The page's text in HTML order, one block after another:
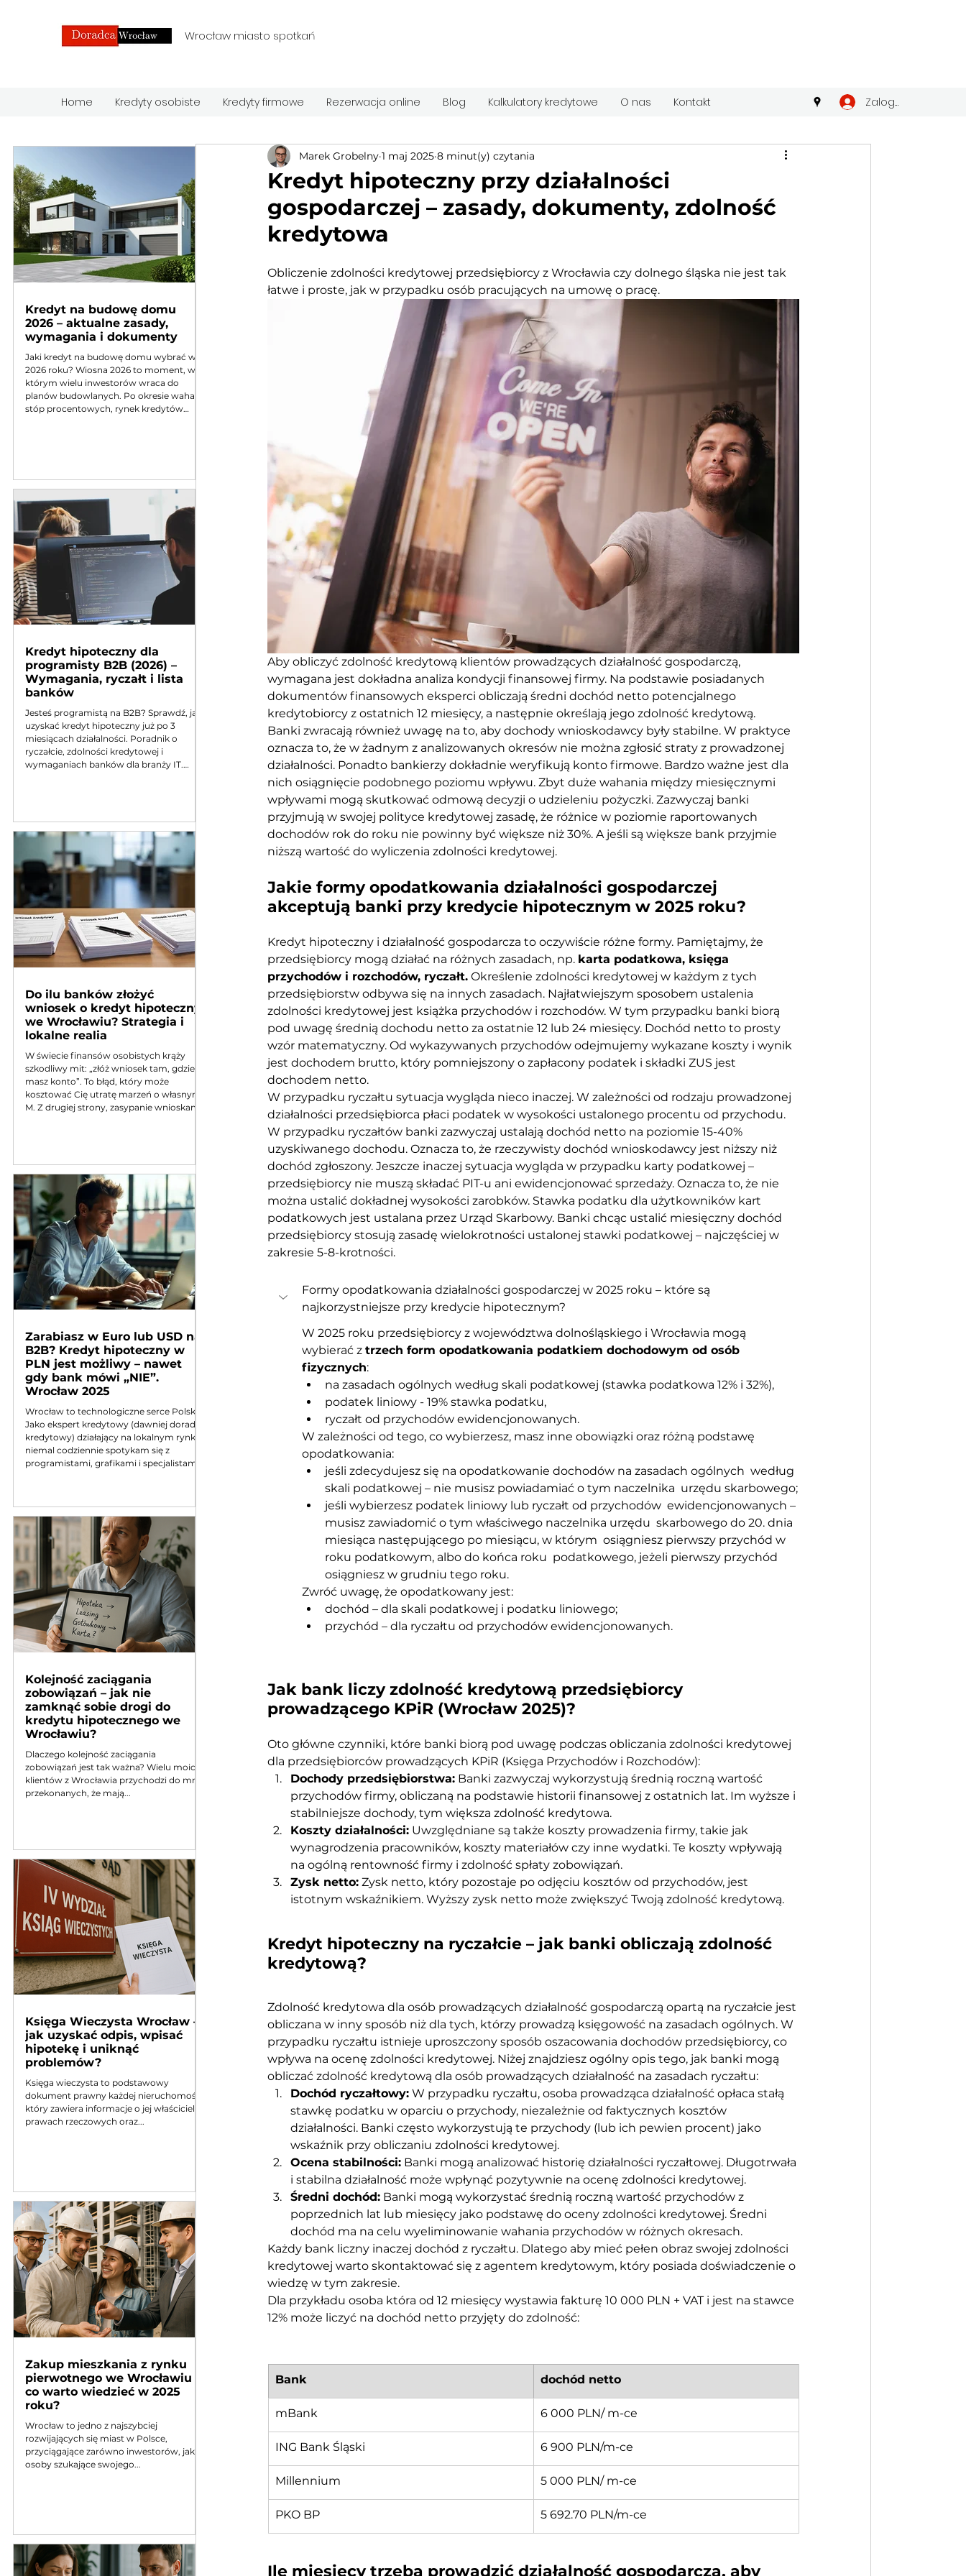
Wrocław miasto spotkań
Home Kredyty osobiste Kredyty firmowe Rezerwacja online Blog Kalkulatory kredytowe O nas Kontakt Zaloguj się
Kredyt na budowę domu
2026 – aktualne zasady,
wymagania i dokumenty
Jaki kredyt na budowę domu wybrać w
2026 roku? Wiosna 2026 to moment, w
którym wielu inwestorów wraca do
planów budowlanych. Po okresie wahań
stóp procentowych, rynek kredytów
planujesz mniejszą inwestycję (np. dom
rekreacyjny lub modułowy), nadal
możesz roz
Kredyt hipoteczny dla
programisty B2B (2026) –
Wymagania, ryczałt i lista
banków
Jesteś programistą na B2B? Sprawdź, jak
uzyskać kredyt hipoteczny już po 3
miesiącach działalności. Poradnik o
ryczałcie, zdolności kredytowej i
wymaganiach banków dla branży IT.
Do ilu banków złożyć
wniosek o kredyt hipoteczny
we Wrocławiu? Strategia i
lokalne realia
W świecie finansów osobistych krąży
szkodliwy mit: „złóż wniosek tam, gdzie
masz konto”. To błąd, który może
kosztować Cię utratę marzeń o własnym
M. Z drugiej strony, zasypanie wnioskami
Wrocławiu Dla zabieganych (TL;DR) :
Eksperci kredytowi z Wrocławia zgodnie
zalecają złożenie wniosków o kredyt
hipoteczny do 3 banków jednocze
Zarabiasz w Euro lub USD na
B2B? Kredyt hipoteczny w
PLN jest możliwy – nawet
gdy bank mówi „NIE”.
Wrocław 2025
Wrocław to technologiczne serce Polski.
Jako ekspert kredytowy (dawniej doradca
kredytowy) działający na lokalnym rynku,
niemal codziennie spotykam się z
programistami, grafikami i specjalistami
działalność dochód w walucie a kredyt
hipoteczny Sytuacja wydaje się idealna:
wysokie zarobki, kontrakt B2B,
stabilizacja. Schody zaczynają się w
momencie, gdy chce
Kolejność zaciągania
zobowiązań – jak nie
zamknąć sobie drogi do
kredytu hipotecznego we
Wrocławiu?
Dlaczego kolejność zaciągania
zobowiązań jest tak ważna? Wielu moich
klientów z Wrocławia przychodzi do mnie
przekonanych, że mają...
Księga Wieczysta Wrocław –
jak uzyskać odpis, wpisać
hipotekę i uniknąć
problemów?
Księga wieczysta to podstawowy
dokument prawny każdej nieruchomości,
który zawiera informacje o jej właścicielu,
prawach rzeczowych oraz...
Zakup mieszkania z rynku
pierwotnego we Wrocławiu –
co warto wiedzieć w 2025
roku?
Wrocław to jedno z najszybciej
rozwijających się miast w Polsce,
przyciągające zarówno inwestorów, jak i
osoby szukające swojego...
Kredyt hipoteczny przy działalności
gospodarczej – zasady, dokumenty, zdolność
kredytowa
Marek Grobelny 1 maj 2025 8 minut(y) czytania
Obliczenie zdolności kredytowej przedsiębiorcy z Wrocławia czy dolnego śląska nie jest tak
łatwe i proste, jak w przypadku osób pracujących na umowę o pracę.
Aby obliczyć zdolność kredytową klientów prowadzących działalność gospodarczą,
wymagana jest dokładna analiza kondycji finansowej firmy. Na podstawie posiadanych
dokumentów finansowych eksperci obliczają średni dochód netto potencjalnego
kredytobiorcy z ostatnich 12 miesięcy, a następnie określają jego zdolność kredytową.
Banki zwracają również uwagę na to, aby dochody wnioskodawcy były stabilne. W praktyce
oznacza to, że w żadnym z analizowanych okresów nie można zgłosić straty z prowadzonej
działalności. Ponadto bankierzy dokładnie weryfikują konto firmowe. Bardzo ważne jest dla
nich osiągnięcie podobnego poziomu wpływu. Zbyt duże wahania między miesięcznymi
wpływami mogą skutkować odmową decyzji o udzieleniu pożyczki. Zazwyczaj banki
przyjmują w swojej polityce kredytowej zasadę, że różnice w poziomie raportowanych
dochodów rok do roku nie powinny być większe niż 30%. A jeśli są większe bank przyjmie
niższą wartość do wyliczenia zdolności kredytowej.
Jakie formy opodatkowania działalności gospodarczej
akceptują banki przy kredycie hipotecznym w 2025 roku?
Kredyt hipoteczny i działalność gospodarcza to oczywiście różne formy. Pamiętajmy, że
przedsiębiorcy mogą działać na różnych zasadach, np. karta podatkowa, księga
przychodów i rozchodów, ryczałt. Określenie zdolności kredytowej w każdym z tych
przedsiębiorstw odbywa się na innych zasadach. Najłatwiejszym sposobem ustalenia
zdolności kredytowej jest książka przychodów i rozchodów. W tym przypadku banki biorą
pod uwagę średnią dochodu netto za ostatnie 12 lub 24 miesięcy. Dochód netto to prosty
wzór matematyczny. Od wykazywanych przychodów odejmujemy wykazane koszty i wynik
jest dochodem brutto, który pomniejszony o zapłacony podatek i składki ZUS jest
dochodem netto.
W przypadku ryczałtu sytuacja wygląda nieco inaczej. W zależności od rodzaju prowadzonej
działalności przedsiębiorca płaci podatek w wysokości ustalonego procentu od przychodu.
W przypadku ryczałtów banki zazwyczaj ustalają dochód netto na poziomie 15-40%
uzyskiwanego dochodu. Oznacza to, że rzeczywisty dochód wnioskodawcy jest niższy niż
dochód zgłoszony. Jeszcze inaczej sytuacja wygląda w przypadku karty podatkowej –
przedsiębiorcy nie muszą składać PIT-u ani ewidencjonować sprzedaży. Oznacza to, że nie
można ustalić dokładnej wysokości zarobków. Stawka podatku dla użytkowników kart
podatkowych jest ustalana przez Urząd Skarbowy. Banki chcąc ustalić miesięczny dochód
przedsiębiorcy stosują zasadę wielokrotności ustalonej stawki podatkowej – najczęściej w
zakresie 5-8-krotności.
Formy opodatkowania działalności gospodarczej w 2025 roku – które są
najkorzystniejsze przy kredycie hipotecznym?
W 2025 roku przedsiębiorcy z województwa dolnośląskiego i Wrocławia mogą
wybierać z trzech form opodatkowania podatkiem dochodowym od osób
fizycznych:
na zasadach ogólnych według skali podatkowej (stawka podatkowa 12% i 32%),
podatek liniowy - 19% stawka podatku,
ryczałt od przychodów ewidencjonowanych.
W zależności od tego, co wybierzesz, masz inne obowiązki oraz różną podstawę
opodatkowania:
jeśli zdecydujesz się na opodatkowanie dochodów na zasadach ogólnych  według
skali podatkowej – nie musisz powiadamiać o tym naczelnika  urzędu skarbowego;
jeśli wybierzesz podatek liniowy lub ryczałt od przychodów  ewidencjonowanych –
musisz zawiadomić o tym właściwego naczelnika urzędu  skarbowego do 20. dnia
miesiąca następującego po miesiącu, w którym  osiągniesz pierwszy przychód w
roku podatkowym, albo do końca roku  podatkowego, jeżeli pierwszy przychód
osiągniesz w grudniu tego roku.
Zwróć uwagę, że opodatkowany jest:
dochód – dla skali podatkowej i podatku liniowego;
przychód – dla ryczałtu od przychodów ewidencjonowanych.
Jak bank liczy zdolność kredytową przedsiębiorcy
prowadzącego KPiR (Wrocław 2025)?
Oto główne czynniki, które banki biorą pod uwagę podczas obliczania zdolności kredytowej
dla przedsiębiorców prowadzących KPiR (Księga Przychodów i Rozchodów):
Dochody przedsiębiorstwa: Banki zazwyczaj wykorzystują średnią roczną wartość
przychodów firmy, obliczaną na podstawie historii finansowej z ostatnich lat. Im wyższe i
stabilniejsze dochody, tym większa zdolność kredytowa.
Koszty działalności: Uwzględniane są także koszty prowadzenia firmy, takie jak
wynagrodzenia pracowników, koszty materiałów czy inne wydatki. Te koszty wpływają
na ogólną rentowność firmy i zdolność spłaty zobowiązań.
Zysk netto: Zysk netto, który pozostaje po odjęciu kosztów od przychodów, jest
istotnym wskaźnikiem. Wyższy zysk netto może zwiększyć Twoją zdolność kredytową.
Kredyt hipoteczny na ryczałcie – jak banki obliczają zdolność
kredytową?
Zdolność kredytowa dla osób prowadzących działalność gospodarczą opartą na ryczałcie jest
obliczana w inny sposób niż dla tych, którzy prowadzą księgowość na zasadach ogólnych. W
przypadku ryczałtu istnieje uproszczony sposób oszacowania dochodów przedsiębiorcy, co
wpływa na ocenę zdolności kredytowej. Niżej znajdziesz ogólny opis tego, jak banki mogą
obliczać zdolność kredytową dla osób prowadzących działalność na zasadach ryczałtu:
Dochód ryczałtowy: W przypadku ryczałtu, osoba prowadząca działalność opłaca stałą
stawkę podatku w oparciu o przychody, niezależnie od faktycznych kosztów
działalności. Banki często wykorzystują te przychody (lub ich pewien procent) jako
wskaźnik przy obliczaniu zdolności kredytowej.
Ocena stabilności: Banki mogą analizować historię działalności ryczałtowej. Długotrwała
i stabilna działalność może wpłynąć pozytywnie na ocenę zdolności kredytowej.
Średni dochód: Banki mogą wykorzystać średnią roczną wartość przychodów z
poprzednich lat lub miesięcy jako podstawę do oceny zdolności kredytowej. Średni
dochód ma na celu wyeliminowanie wahania przychodów w różnych okresach.
Każdy bank liczny inaczej dochód z ryczałtu. Dlatego aby mieć pełen obraz swojej zdolności
kredytowej warto skontaktować się z agentem kredytowym, który posiada doświadczenie o
wiedzę w tym zakresie.
Dla przykładu osoba która od 12 miesięcy wystawia fakturę 10 000 PLN + VAT i jest na stawce
12% może liczyć na dochód netto przyjęty do zdolność:
Bank dochód netto
mBank 6 000 PLN/ m-ce
ING Bank Śląski 6 900 PLN/m-ce
Millennium 5 000 PLN/ m-ce
PKO BP 5 692.70 PLN/m-ce
Ile miesięcy trzeba prowadzić działalność gospodarczą, aby